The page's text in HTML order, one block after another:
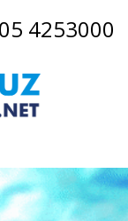
4253000